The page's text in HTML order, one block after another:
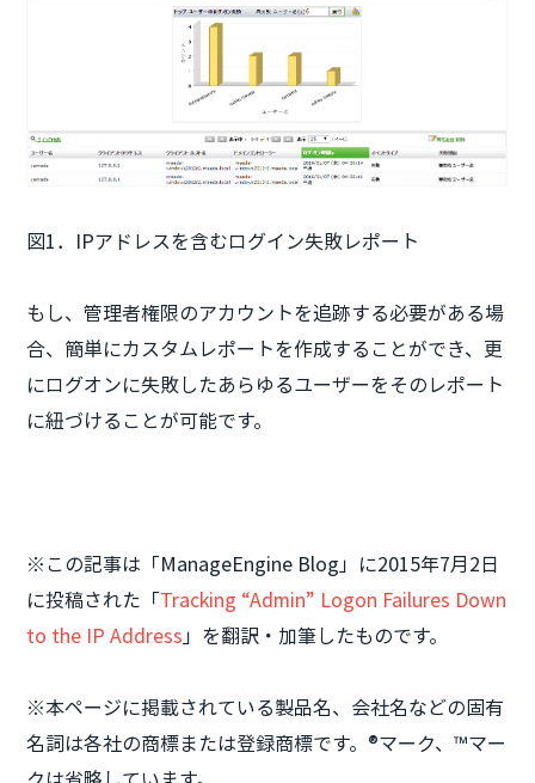
図1．IPアドレスを含むログイン失敗レポート
もし、管理者権限のアカウントを追跡する必要がある場
合、簡単にカスタムレポートを作成することができ、更
にログオンに失敗したあらゆるユーザーをそのレポート
に紐づけることが可能です。
※この記事は「ManageEngine Blog」に2015年7月2日
に投稿された「Tracking “Admin” Logon Failures Down
to the IP Address」を翻訳・加筆したものです。
※本ページに掲載されている製品名、会社名などの固有
名詞は各社の商標または登録商標です。®マーク、™マー